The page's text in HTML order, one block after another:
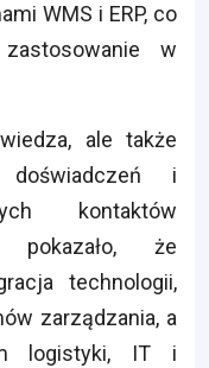
WMS i ERP, co
w
ale także
i
kontaktów
pokazało, że
technologii,
zarządzania, a
logistyki, IT i